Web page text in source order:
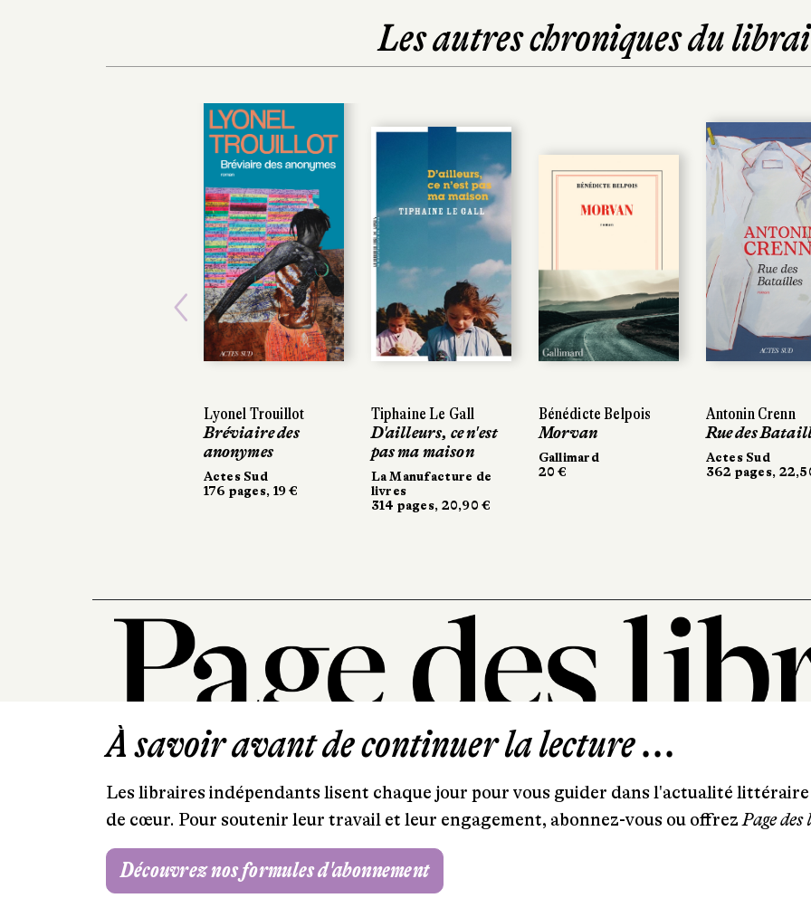
Les autres chroniques du
Lyonel Trouillot
Bréviaire des
anonymes
Actes Sud
176 pages, 19 €
Tiphaine Le Gall
D'ailleurs, ce n'est
pas ma maison
La Manufacture de
livres
314 pages, 20,90 €
Bénédicte Belpois
Morvan
Gallimard
20 €
Antonin Crenn
Rue des
Actes Sud
362 pages,
Previous
101, rue Saint-Lazare
T. 01 44 41 97 20
À savoir avant de continuer la lecture ...
Les libraires indépendants lisent chaque jour pour vous guider dans l'actualité
de cœur. Pour soutenir leur travail et leur engagement, abonnez-vous ou offrezPage
Découvrez nos formules d'abonnement